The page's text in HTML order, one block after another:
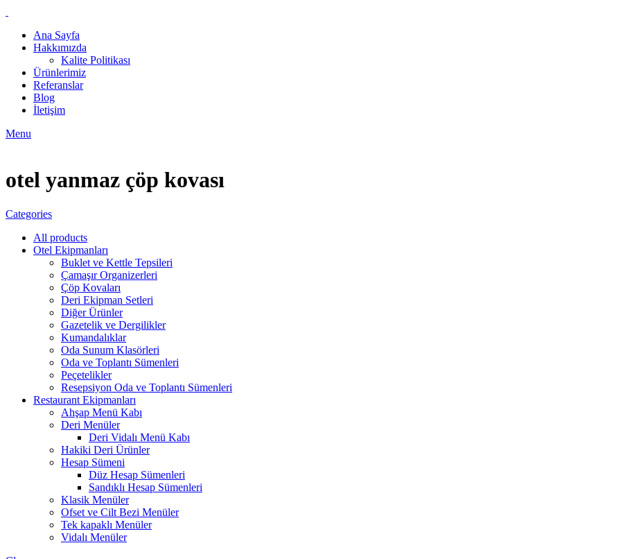
Ana Sayfa
Hakkımızda
Kalite Politikası
Ürünlerimiz
Referanslar
Blog
İletişim
Menu
otel yanmaz çöp kovası
Categories
All products
Otel Ekipmanları
Buklet ve Kettle Tepsileri
Çamaşır Organizerleri
Çöp Kovaları
Deri Ekipman Setleri
Diğer Ürünler
Gazetelik ve Dergilikler
Kumandalıklar
Oda Sunum Klasörleri
Oda ve Toplantı Sümenleri
Peçetelikler
Resepsiyon Oda ve Toplantı Sümenleri
Restaurant Ekipmanları
Ahşap Menü Kabı
Deri Menüler
Deri Vidalı Menü Kabı
Hakiki Deri Ürünler
Hesap Sümeni
Düz Hesap Sümenleri
Sandıklı Hesap Sümenleri
Klasik Menüler
Ofset ve Cilt Bezi Menüler
Tek kapaklı Menüler
Vidalı Menüler